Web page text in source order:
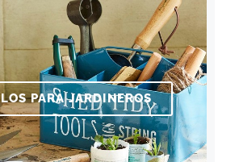
PARA JARDINEROS